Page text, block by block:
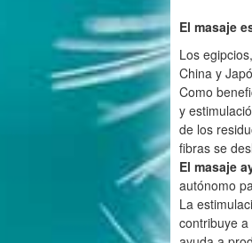
El masaje
Los
China y
Como
y
de los
fibras se
El masaje
autónomo
La
contribuye